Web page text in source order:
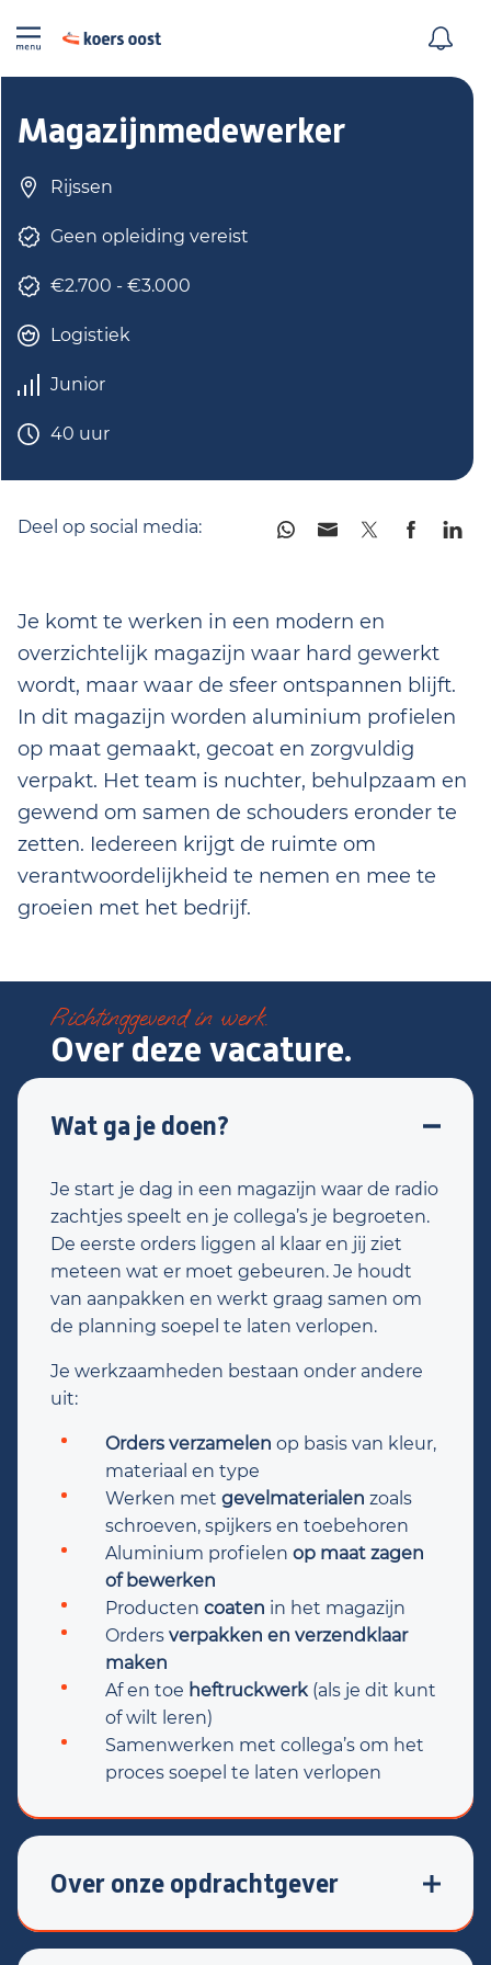
Magazijnmedewerker
Rijssen
Geen opleiding vereist
€2.700 - €3.000
Logistiek
Junior
40 uur
Deel op social media:
Je komt te werken in een modern en
overzichtelijk magazijn waar hard gewerkt
wordt, maar waar de sfeer ontspannen blijft.
In dit magazijn worden aluminium profielen
op maat gemaakt, gecoat en zorgvuldig
verpakt. Het team is nuchter, behulpzaam en
gewend om samen de schouders eronder te
zetten. Iedereen krijgt de ruimte om
verantwoordelijkheid te nemen en mee te
groeien met het bedrijf.
Richtinggevend in werk.
Over deze vacature.
Wat ga je doen?
Je start je dag in een magazijn waar de radio
zachtjes speelt en je collega’s je begroeten.
De eerste orders liggen al klaar en jij ziet
meteen wat er moet gebeuren. Je houdt
van aanpakken en werkt graag samen om
de planning soepel te laten verlopen.
Je werkzaamheden bestaan onder andere
uit:
Orders verzamelen op basis van kleur,
materiaal en type
Werken met gevelmaterialen zoals
schroeven, spijkers en toebehoren
Aluminium profielen op maat zagen
of bewerken
Producten coaten in het magazijn
Orders verpakken en verzendklaar
maken
Af en toe heftruckwerk(als je dit kunt
of wilt leren)
Samenwerken met collega’s om het
proces soepel te laten verlopen
Over onze opdrachtgever
Deze technische groothandel levert